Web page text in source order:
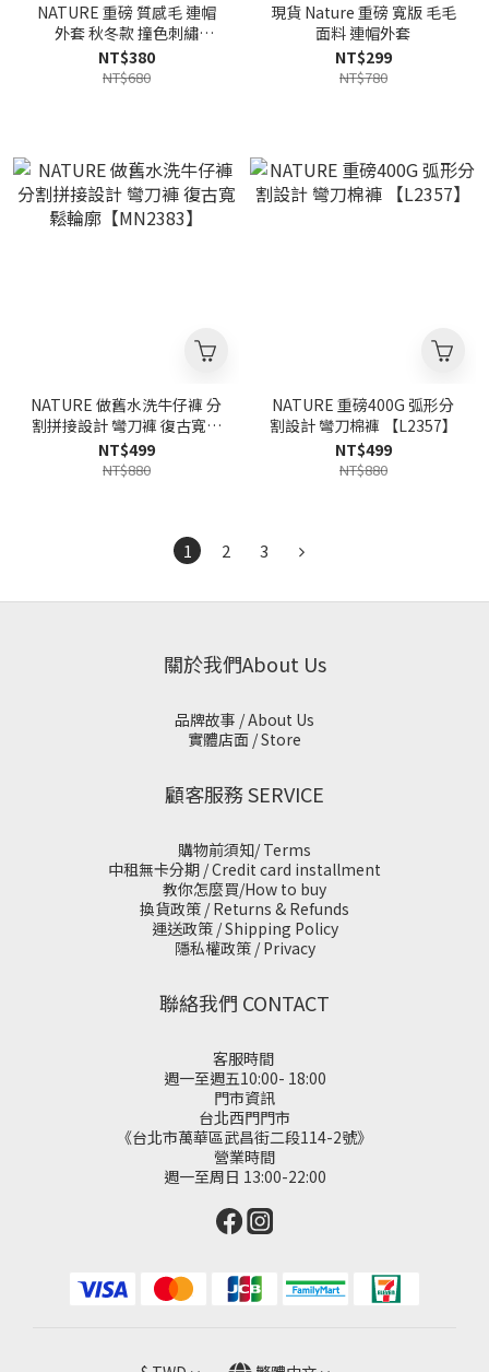
NATURE 重磅 質感毛 連帽
外套 秋冬款 撞色刺繡
【MW3952】
NT$380
NT$680
現貨 Nature 重磅 寬版 毛毛
面料 連帽外套
NT$299
NT$780
NATURE 做舊水洗牛仔褲 分
割拼接設計 彎刀褲 復古寬鬆
輪廓【MN2383】
NT$499
NT$880
NATURE 重磅400G 弧形分
割設計 彎刀棉褲 【L2357】
NT$499
NT$880
1 2 3
關於我們About Us
品牌故事 / About Us
實體店面 / Store
顧客服務 SERVICE
購物前須知/ Terms
中租無卡分期 / Credit card installment
教你怎麼買/How to buy
換貨政策 / Returns & Refunds
運送政策 / Shipping Policy
隱私權政策 / Privacy
聯絡我們 CONTACT
客服時間
週一至週五10:00- 18:00
門市資訊
台北西門門市
《台北市萬華區武昌街二段114-2號》
營業時間
週一至周日 13:00-22:00